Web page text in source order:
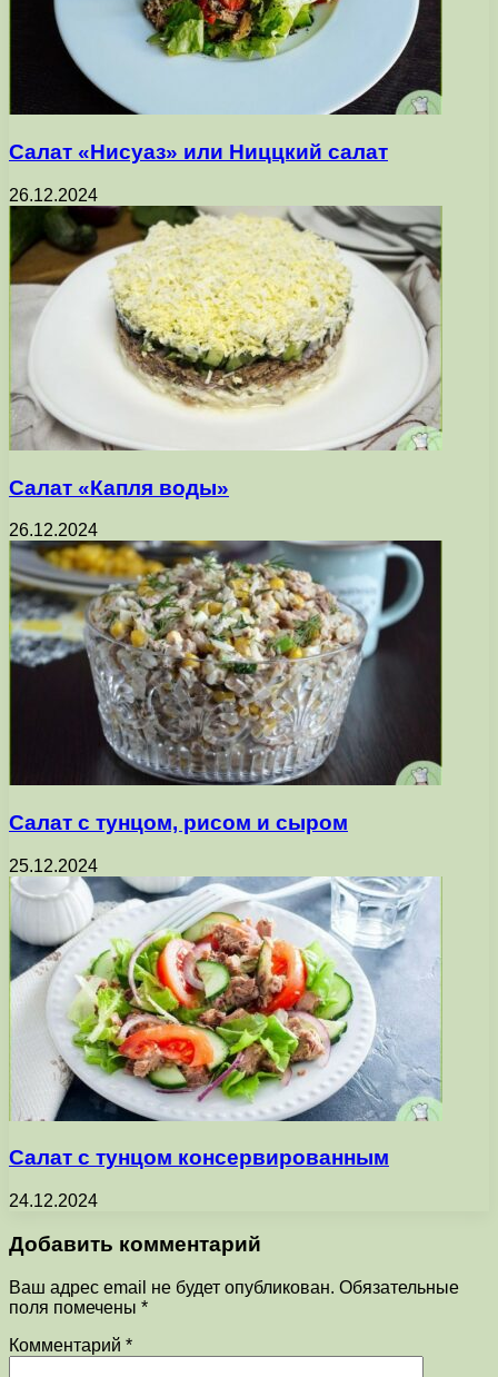
Салат «Нисуаз» или Ниццкий салат
26.12.2024
Салат «Капля воды»
26.12.2024
Салат с тунцом, рисом и сыром
25.12.2024
Салат с тунцом консервированным
24.12.2024
Добавить комментарий
Ваш адрес email не будет опубликован. Обязательные
поля помечены *
Комментарий *